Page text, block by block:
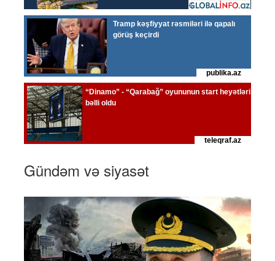
Gündəm və siyasət